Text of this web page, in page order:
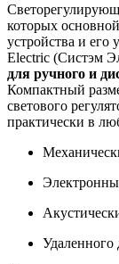
которых
устройства и его
Electric (Систэм
для ручного и
Компактный
светового
практически в
Удаленного